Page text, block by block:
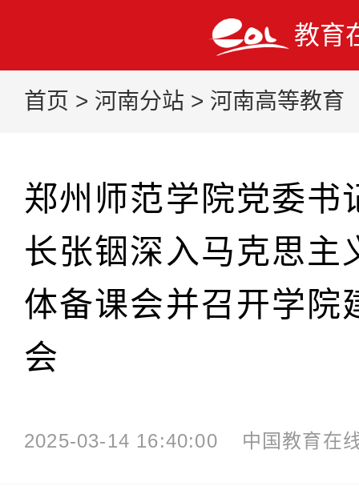
教育
首页 > 河南分站 > 河南高等教育
郑州师范学院党委书
长张铟深入马克思主
体备课会并召开学院
会
2025-03-14 16:40:00 中国教育在